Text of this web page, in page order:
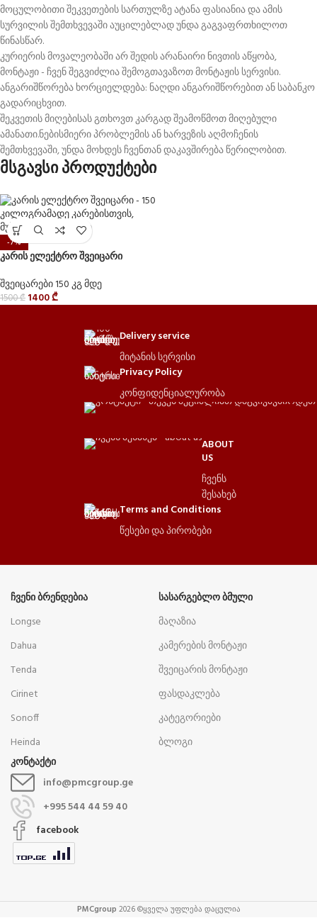
მოცულობითი შეკვეთების სართულზე ატანა ფასიანია და ამის
სურვილის შემთხვევაში აუცილებლად უნდა გაგვაფრთხილოთ
წინასწარ.
კურიერის მოვალეობაში არ შედის არანაირი ნივთის აწყობა,
მონტაჟი - ჩვენ შეგვიძლია შემოგთავაზოთ მონტაჟის სერვისი.
ანგარიშწორება ხორციელდება: ნაღდი ანგარიშწორებით ან საბანკო
გადარიცხვით.
შეკვეთის მიღებისას გთხოვთ კარგად შეამოწმოთ მიღებული
ამანათი.ნებისმიერი პრობლემის ან ხარვეზის აღმოჩენის
შემთხვევაში, უნდა მოხდეს ჩვენთან დაკავშირება წერილობით.
მსგავსი პროდუქტები
-7%
კარის ელექტრო შვეიცარი
შვეიცარები 150 კგ მდე
1500₾ 1400₾
Delivery service
მიტანის სერვისი
Privacy Policy
კონფიდენციალურობა
ABOUT
US
ჩვენს
შესახებ
Terms and Conditions
წესები და პირობები
ᲩᲕᲔᲜᲘ ᲑᲠᲔᲜᲓᲔᲑᲘᲐ
Longse
Dahua
Tenda
Cirinet
Sonoff
Heinda
ᲡᲐᲡᲐᲠᲒᲔᲑᲚᲝ ᲑᲛᲣᲚᲘ
მაღაზია
კამერების მონტაჟი
შვეიცარის მონტაჟი
ფასდაკლება
კატეგორიები
ბლოგი
კონტაქტი
info@pmcgroup.ge
+995 544 44 59 40
facebook
PMCgroup 2026 ©ყველა უფლება დაცულია